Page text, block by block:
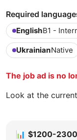
Required
EnglishB1 -
UkrainianNative
The job ad is no
Look at the current
📊 $1200-2300